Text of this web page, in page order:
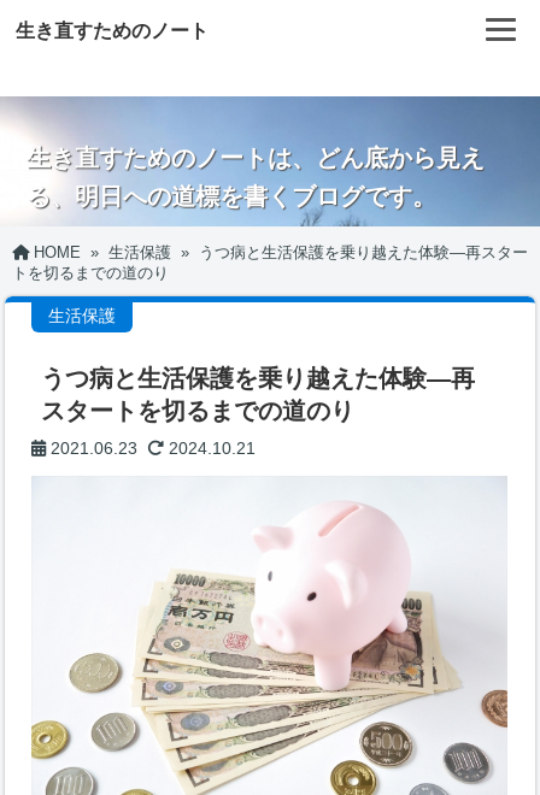
生き直すためのノート
生き直すためのノートは、どん底から見え
る、明日への道標を書くブログです。
HOME » 生活保護 »
うつ病と生活保護を乗り越えた体験―再スター
トを切るまでの道のり
生活保護
うつ病と生活保護を乗り越えた体験―再
スタートを切るまでの道のり
2021.06.23 2024.10.21